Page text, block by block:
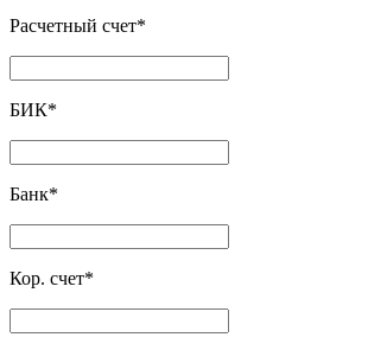
Расчетный счет*
БИК*
Банк*
Кор. счет*